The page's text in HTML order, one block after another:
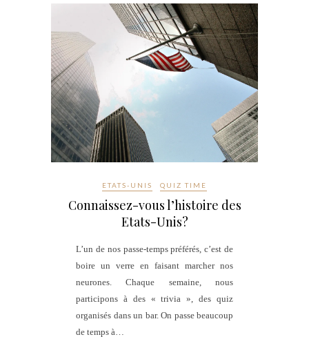
ETATS-UNIS QUIZ TIME
Connaissez-vous l’histoire des
Etats-Unis?
L’un de nos passe-temps préférés, c’est de
boire un verre en faisant marcher nos
neurones. Chaque semaine, nous
participons à des « trivia », des quiz
organisés dans un bar. On passe beaucoup
de temps à…